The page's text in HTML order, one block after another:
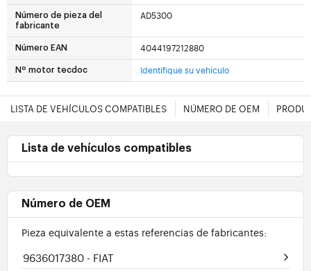
Número de pieza del
fabricante
AD5300
Número EAN 4044197212880
Nº motor tecdoc Identifique su vehículo
LISTA DE VEHÍCULOS COMPATIBLES NÚMERO DE OEM
Lista de vehículos compatibles
Número de OEM
Pieza equivalente a estas referencias de fabricantes:
9636017380 - FIAT